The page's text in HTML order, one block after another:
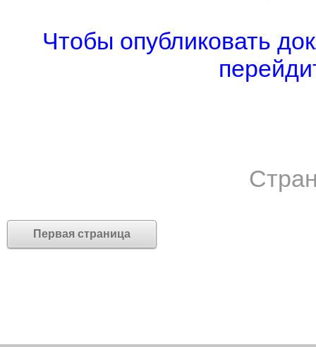
Чтобы опубликовать
Первая страница